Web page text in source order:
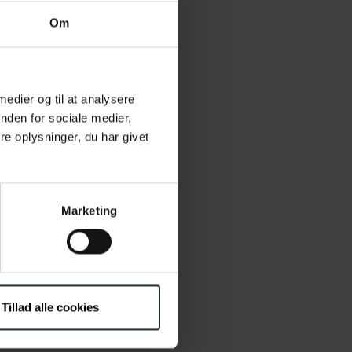
Om
og til at analysere
for sociale medier,
oplysninger, du har givet
Marketing
Tillad alle cookies
administrerende
på
for
understøtter
udgør 6,2
fastholder